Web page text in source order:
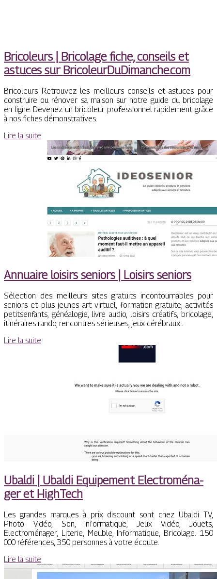
Bricoleurs | Bricolage fiche, conseils et
astuces sur Bricoleur­DuDi­manche.com
Bricoleurs Retrouvez les meilleurs conseils et astuces pour
construire ou rénover sa maison sur notre guide du bricolage
en ligne. Devenez un bricoleur professionnel rapidement grâce
à nos fiches démonstratives.
Lire la suite
Annuaire loisirs seniors | Loisirs seniors
Sélection des meilleurs sites gratuits incontournables pour
seniors et plus jeunes art virtuel, formation gratuite, activités
petitsenfants, généalogie, livre audio, loisirs créatifs, bricolage,
itinéraires rando, rencontres sérieuses, jeux cérébraux..
Lire la suite
Ubaldi | Ubaldi Equipement Electroména­
ger et HighTech
Les grandes marques à prix discount sont chez Ubaldi TV,
Photo Vidéo, Son, Informatique, Jeux Vidéo, Jouets,
Electroménager, Literie, Meuble, Informatique, Bricolage. 150
000 références, 350 personnes à votre écoute.
Lire la suite